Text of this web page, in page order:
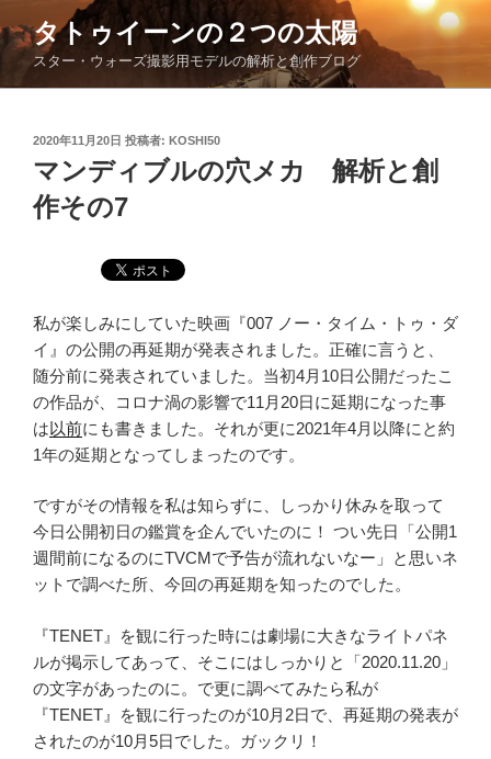
ン
ン
タトゥイーンの２つの太陽
スター・ウォーズ撮影用モデルの解析と創作ブログ
投
日:
2020年11月20日 投稿者: KOSHI50
マンディブルの穴メカ 解析と創
作その7
私が楽しみにしていた映画『007 ノー・タイム・トゥ・ダ
イ』の公開の再延期が発表されました。正確に言うと、
随分前に発表されていました。当初4月10日公開だったこ
の作品が、コロナ渦の影響で11月20日に延期になった事
は以前にも書きました。それが更に2021年4月以降にと約
1年の延期となってしまったのです。
ですがその情報を私は知らずに、しっかり休みを取って
今日公開初日の鑑賞を企んでいたのに！ つい先日「公開1
週間前になるのにTVCMで予告が流れないなー」と思いネ
ットで調べた所、今回の再延期を知ったのでした。
『TENET』を観に行った時には劇場に大きなライトパネ
ルが掲示してあって、そこにはしっかりと「2020.11.20」
の文字があったのに。で更に調べてみたら私が
『TENET』を観に行ったのが10月2日で、再延期の発表が
されたのが10月5日でした。ガックリ！